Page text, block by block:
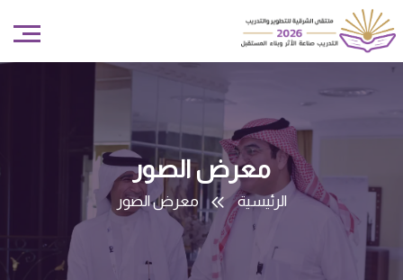
معرض الصور
الرئيسية معرض الصور